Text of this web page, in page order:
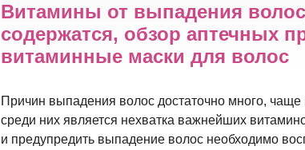
Витамины от выпадения
содержатся, обзор аптечных
витаминные маски для волос
Причин выпадения волос достаточно много,
среди них является нехватка важнейших
и предупредить выпадение волос необходимо